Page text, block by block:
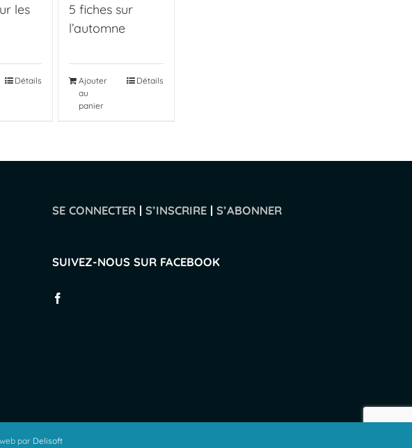
les
Détails
5 fiches sur
l’automne
Ajouter
au
panier
Détails
SE CONNECTER | S’INSCRIRE | S’ABONNER
SUIVEZ-NOUS SUR FACEBOOK
par Delisoft